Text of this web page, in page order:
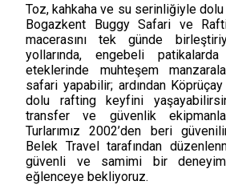
Toz, kahkaha ve su serinliğiyle dolu
Bogazkent Buggy Safari ve
macerasını tek günde
yollarında, engebeli
eteklerinde muhteşem
safari yapabilir; ardından
dolu rafting keyfini
transfer ve güvenlik
Turlarımız 2002’den beri
Belek Travel tarafından
güvenli ve samimi bir
eğlenceye bekliyoruz.